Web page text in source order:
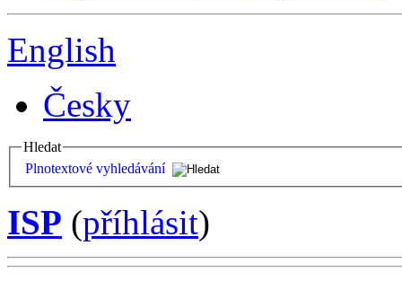
English
Česky
Hledat
Plnotextové vyhledávání
ISP (příhlásit)